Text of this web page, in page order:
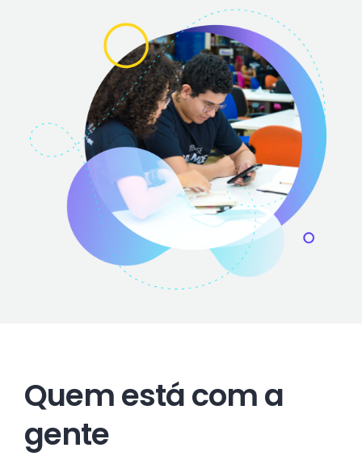
Quem está com a
gente